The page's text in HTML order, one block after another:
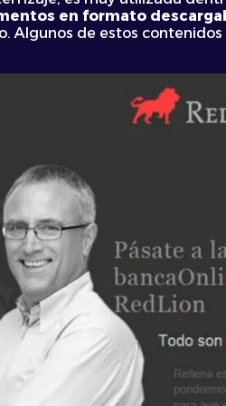
en formato
Algunos de estos